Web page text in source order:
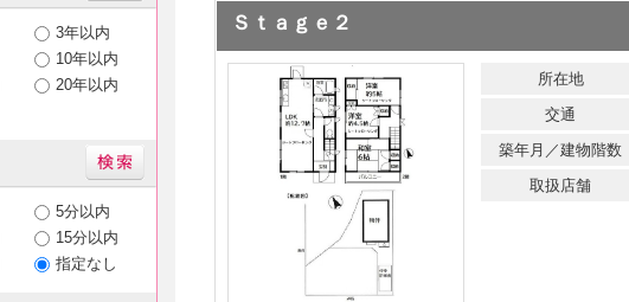
3年以内
10年以内
20年以内
5分以内
15分以内
指定なし
Ｓｔａｇｅ２
所在地
交通
築年月／建物階数
取扱店舗